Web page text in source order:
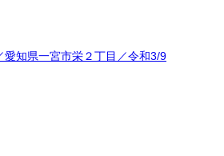
知県一宮市栄２丁目／令和3/9